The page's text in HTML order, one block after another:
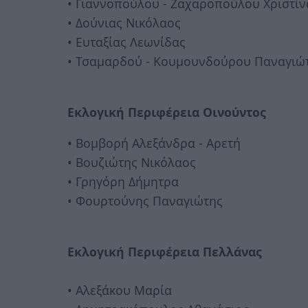
• Γιαννοπούλου - Ζαχαροπούλου
• Δούνιας Νικόλαος
• Ευταξίας Λεωνίδας
• Τσαμαρδού - Κουμουνδούρου
Εκλογική Περιφέρεια Οινούντος
• Βομβορή Αλεξάνδρα - Αρετή
• Βουζιώτης Νικόλαος
• Γρηγόρη Δήμητρα
• Φουρτούνης Παναγιώτης
Εκλογική Περιφέρεια Πελλάνας
• Αλεξάκου Μαρία